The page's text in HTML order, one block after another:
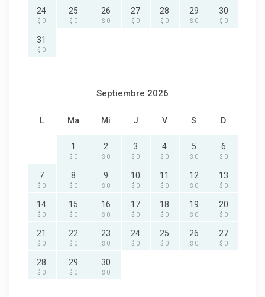
24
$ 0
25
$ 0
26
$ 0
27
$ 0
28
$ 0
29
$ 0
30
$ 0
31
$ 0
Septiembre 2026
L Ma Mi J V S D
1
$ 0
2
$ 0
3
$ 0
4
$ 0
5
$ 0
6
$ 0
7
$ 0
8
$ 0
9
$ 0
10
$ 0
11
$ 0
12
$ 0
13
$ 0
14
$ 0
15
$ 0
16
$ 0
17
$ 0
18
$ 0
19
$ 0
20
$ 0
21
$ 0
22
$ 0
23
$ 0
24
$ 0
25
$ 0
26
$ 0
27
$ 0
28
$ 0
29
$ 0
30
$ 0